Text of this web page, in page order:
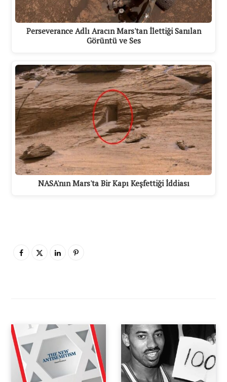
Perseverance Adlı Aracın Mars'tan İlettiği Sanılan
Görüntü ve Ses
NASA'nın Mars'ta Bir Kapı Keşfettiği İddiası